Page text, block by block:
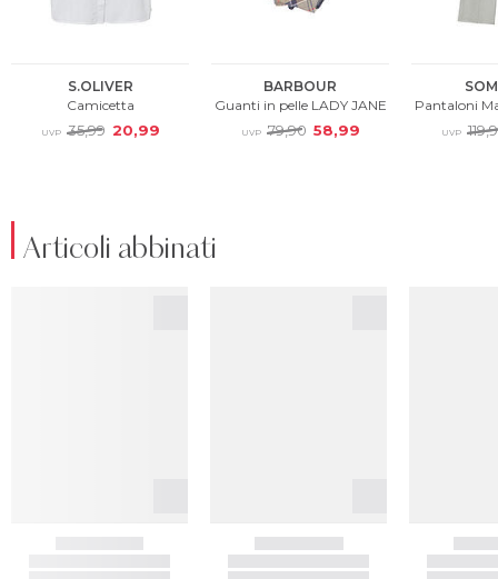
Articoli abbinati